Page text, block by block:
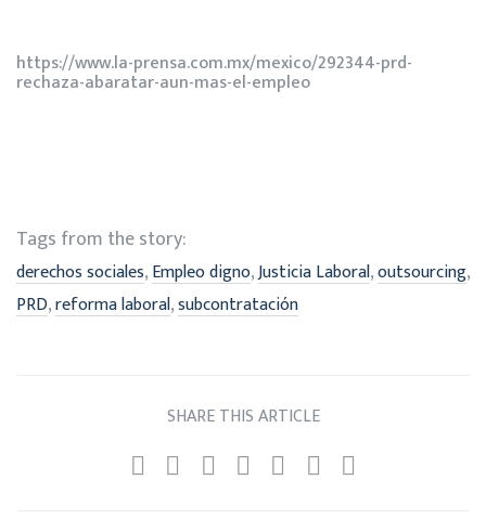
https://www.la-prensa.com.mx/mexico/292344-prd-
rechaza-abaratar-aun-mas-el-empleo
Tags from the story:
derechos sociales,Empleo digno,Justicia Laboral,outsourcing,
PRD,reforma laboral,subcontratación
SHARE THIS ARTICLE